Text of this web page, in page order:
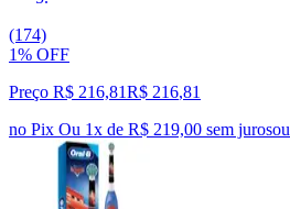
(174)
1% OFF
Preço R$ 216,81R$ 216,81
no Pix Ou 1x de R$ 219,00 sem jurosou